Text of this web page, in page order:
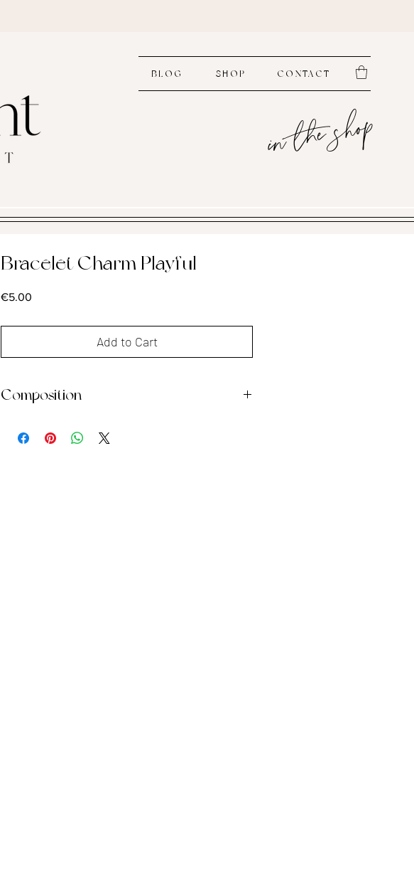
BLOG SHOP CONTACT
in the shop
Bracelet Charm Playful
€5.00
Add to Cart
Composition
• Ne décolore pas